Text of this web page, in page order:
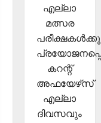
എല്ലാ
മത്സര
കറന്റ്
അഫയേഴ്‌സ്
എല്ലാ
ദിവസവും